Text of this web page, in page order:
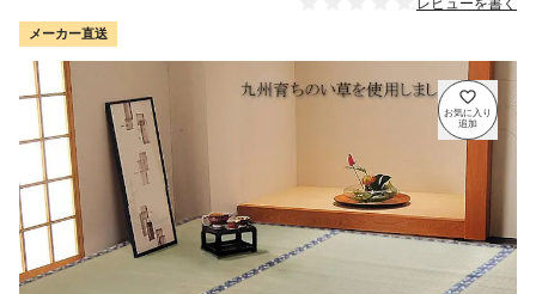
レビューを書く
メーカー直送